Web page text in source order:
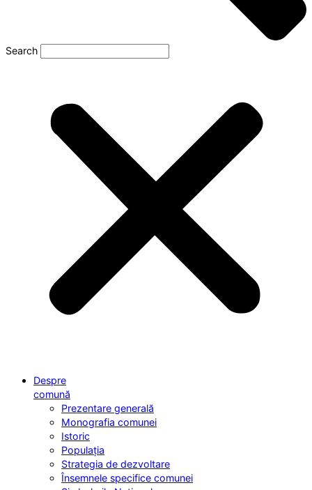
Search
Despre
comună
Prezentare generală
Monografia comunei
Istoric
Populația
Strategia de dezvoltare
Însemnele specifice comunei